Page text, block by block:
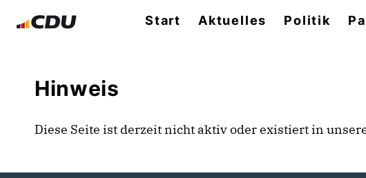
Start Aktuelles Politik
Hinweis
Diese Seite ist derzeit nicht aktiv oder existiert in